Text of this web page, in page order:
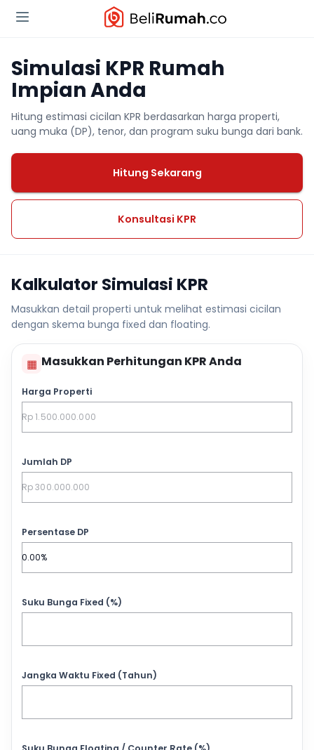
Simulasi KPR Rumah
Impian Anda
Hitung estimasi cicilan KPR berdasarkan harga properti,
uang muka (DP), tenor, dan program suku bunga dari bank.
Hitung Sekarang
Konsultasi KPR
Kalkulator Simulasi KPR
Masukkan detail properti untuk melihat estimasi cicilan
dengan skema bunga fixed dan floating.
▦ Masukkan Perhitungan KPR Anda
Harga Properti
Jumlah DP
Persentase DP
Suku Bunga Fixed (%)
Jangka Waktu Fixed (Tahun)